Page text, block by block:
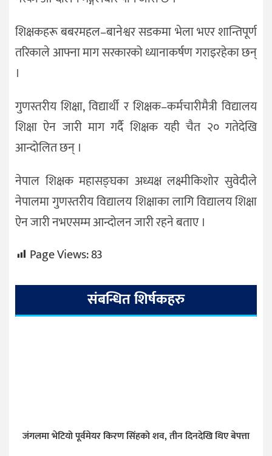
शिक्षकहरू बबरमहल–बानेश्वर सडकमा भेला भएर शान्तिपूर्ण
तरिकाले आफ्ना माग सरकारको ध्यानाकर्षण गराइरहेका छन्
।
गुणस्तरीय शिक्षा, विद्यार्थी र शिक्षक–कर्मचारीमैत्री विद्यालय
शिक्षा ऐन जारी माग गर्दै शिक्षक यही चैत २० गतेदेखि
आन्दोलित छन् ।
नेपाल शिक्षक महासङ्घका अध्यक्ष लक्ष्मीकिशोर सुवेदीले
नेपालमा गुणस्तरीय विद्यालय शिक्षाका लागि विद्यालय शिक्षा
ऐन जारी नभएसम्म आन्दोलन जारी रहने बताए ।
Page Views:83
संबन्धित शिर्षकहरु
जंगलमा भेटियो पूर्वमेयर किरण सिंहको शव, तीन दिनदेखि थिए बेपत्ता